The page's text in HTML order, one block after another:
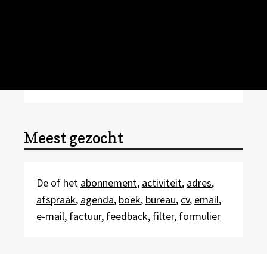
Meest gezocht
De of het abonnement, activiteit, adres,
afspraak, agenda, boek, bureau, cv, email,
e-mail, factuur, feedback, filter, formulier